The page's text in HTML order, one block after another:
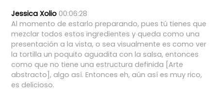
Jessica Xolio 00:06:28
Al momento de estarlo preparando, pues tú tienes que
mezclar todos estos ingredientes y queda como una
presentación a la vista, o sea visualmente es como ver
la tortilla un poquito aguadita con la salsa, entonces
como que no tiene una estructura definida [Arte
abstracto], algo así. Entonces eh, aún así es muy rico,
es delicioso.